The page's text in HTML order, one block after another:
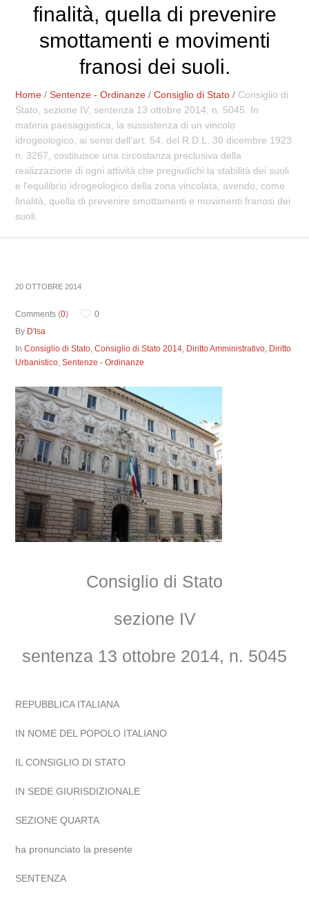
finalità, quella di prevenire
smottamenti e movimenti
franosi dei suoli.
Home /Sentenze - Ordinanze /Consiglio di Stato / Consiglio di
Stato, sezione IV, sentenza 13 ottobre 2014, n. 5045. In
materia paesaggistica, la sussistenza di un vincolo
idrogeologico, ai sensi dell'art. 54, del R.D.L. 30 dicembre 1923
n. 3267, costituisce una circostanza preclusiva della
realizzazione di ogni attività che pregiudichi la stabilità dei suoli
e l'equilibrio idrogeologico della zona vincolata, avendo, come
finalità, quella di prevenire smottamenti e movimenti franosi dei
suoli.
20 OTTOBRE 2014
Comments (0)
0
By D'Isa
InConsiglio di Stato,Consiglio di Stato 2014, Diritto Amministrativo, Diritto
Urbanistico,Sentenze - Ordinanze
Consiglio di Stato
sezione IV
sentenza 13 ottobre 2014, n. 5045
REPUBBLICA ITALIANA
IN NOME DEL POPOLO ITALIANO
IL CONSIGLIO DI STATO
IN SEDE GIURISDIZIONALE
SEZIONE QUARTA
ha pronunciato la presente
SENTENZA